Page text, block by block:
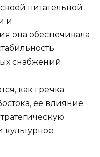
питательной
и
она обеспечивала
снабжений.
как гречка
её влияние
культурное